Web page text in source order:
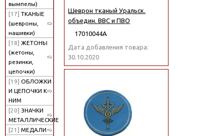
вымпелы)
[17] ТКАНЫЕ
(шевроны,
нашивки)
[18] ЖЕТОНЫ
(жетоны,
резинки,
цепочки)
[19] ОБЛОЖКИ
И ЦЕПОЧКИ К
НИМ
[20] ЗНАЧКИ
МЕТАЛЛИЧЕСКИЕ
[21] МЕДАЛИ
Шеврон тканый Уральск.
объедин. ВВС и ПВО
17010044А
Дата добавления товара:
30.10.2020